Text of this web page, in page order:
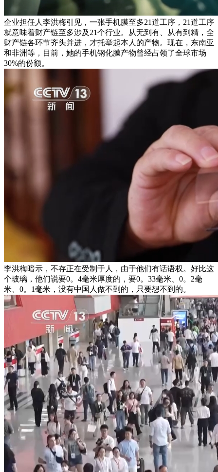
企业担任人李洪梅引见，一张手机膜至多21道工序，21道工序
就意味着财产链至多涉及21个行业。从无到有、从有到精，全
财产链各环节齐头并进，才托举起本人的产物。现在，东南亚
和非洲等，目前，她的手机钢化膜产物曾经占领了全球市场
30%的份额。
李洪梅暗示，不存正在受制于人，由于他们有话语权。好比这
个玻璃，他们说要0。4毫米厚度的，要0。33毫米、0。2毫
米、0。1毫米，没有中国人做不到的，只要想不到的。